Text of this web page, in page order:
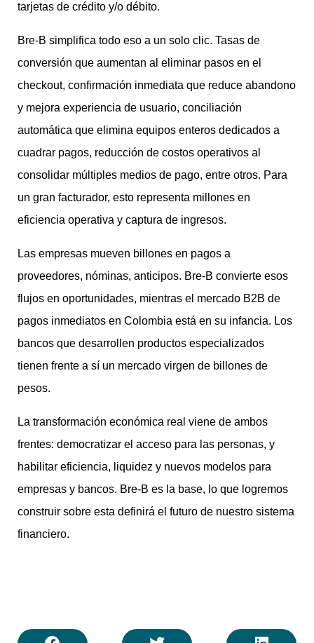
tarjetas de crédito y/o débito.
Bre-B simplifica todo eso a un solo clic. Tasas de
conversión que aumentan al eliminar pasos en el
checkout, confirmación inmediata que reduce abandono
y mejora experiencia de usuario, conciliación
automática que elimina equipos enteros dedicados a
cuadrar pagos, reducción de costos operativos al
consolidar múltiples medios de pago, entre otros. Para
un gran facturador, esto representa millones en
eficiencia operativa y captura de ingresos.
Las empresas mueven billones en pagos a
proveedores, nóminas, anticipos. Bre-B convierte esos
flujos en oportunidades, mientras el mercado B2B de
pagos inmediatos en Colombia está en su infancia. Los
bancos que desarrollen productos especializados
tienen frente a sí un mercado virgen de billones de
pesos.
La transformación económica real viene de ambos
frentes: democratizar el acceso para las personas, y
habilitar eficiencia, liquidez y nuevos modelos para
empresas y bancos. Bre-B es la base, lo que logremos
construir sobre esta definirá el futuro de nuestro sistema
financiero.